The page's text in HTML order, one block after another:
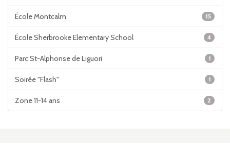
École Montcalm 15
École Sherbrooke Elementary School 4
Parc St-Alphonse de Liguori 1
Soirée "Flash" 1
Zone 11-14 ans 2